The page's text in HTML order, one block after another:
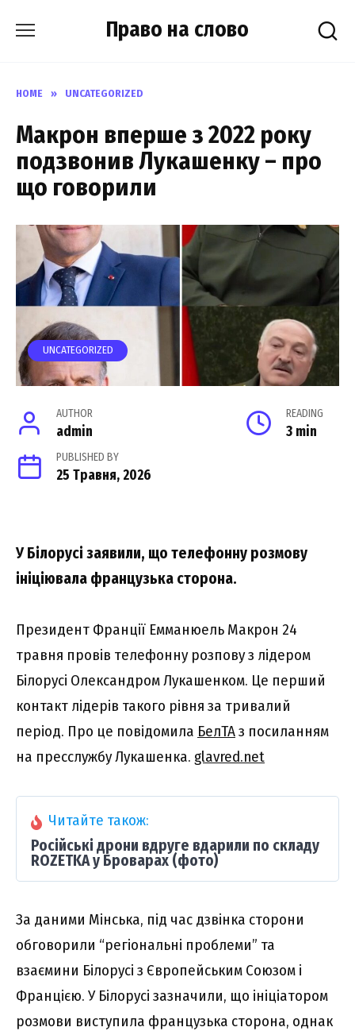
Право на слово
HOME » UNCATEGORIZED
Макрон вперше з 2022 року
подзвонив Лукашенку – про
що говорили
UNCATEGORIZED
AUTHOR
admin
READING
3 min
PUBLISHED BY
25 Травня, 2026
У Білорусі заявили, що телефонну розмову
ініціювала французька сторона.
Президент Франції Емманюель Макрон 24
травня провів телефонну розпову з лідером
Білорусі Олександром Лукашенком. Це перший
контакт лідерів такого рівня за тривалий
період. Про це повідомила БелТАз посиланням
на пресслужбу Лукашенка. glavred.net
Читайте також:
Російські дрони вдруге вдарили по складу
ROZETKA у Броварах (фото)
За даними Мінська, під час дзвінка сторони
обговорили “регіональні проблеми” та
взаємини Білорусі з Європейським Союзом і
Францією. У Білорусі зазначили, що ініціатором
розмови виступила французька сторона, однак